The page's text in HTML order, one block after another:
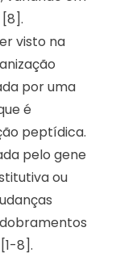
visto na
por uma
é
peptídica.
pelo gene
ou
8].